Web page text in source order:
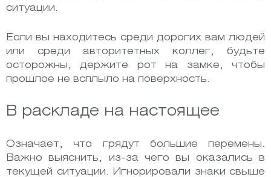
ситуации.
Если вы находитесь среди дорогих вам людей
или среди авторитетных коллег, будьте
осторожны, держите рот на замке, чтобы
прошлое не всплыло на поверхность.
В раскладе на настоящее
Означает, что грядут большие перемены.
Важно выяснить, из-за чего вы оказались в
текущей ситуации. Игнорировали знаки свыше